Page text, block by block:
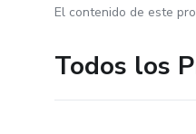
El contenido de este
Todos los